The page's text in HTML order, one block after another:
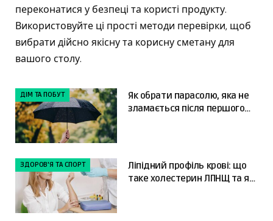
переконатися у безпеці та користі продукту.
Використовуйте ці прості методи перевірки, щоб
вибрати дійсно якісну та корисну сметану для
вашого столу.
ДІМ ТА ПОБУТ
Як обрати парасолю, яка не
зламається після першого
ЗДОРОВ'Я ТА СПОРТ
Ліпідний профіль крові: що
таке холестерин ЛПНЩ та як